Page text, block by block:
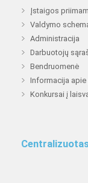
Įstaigos
Valdymo
Administracija
Darbuotojų
Bendruomenė
Informacija apie
Konkursai į